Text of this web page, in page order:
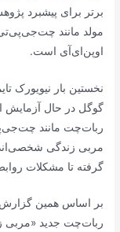
برتر برای پیشبرد
مولد مانند
اوپن‌ای‌آی است.
نخستین بار نیویورک
گوگل در حال‌ آزمایش
ربات‌چت مانند
مربی زندگی
گرفته تا مشکلات
بر اساس همین